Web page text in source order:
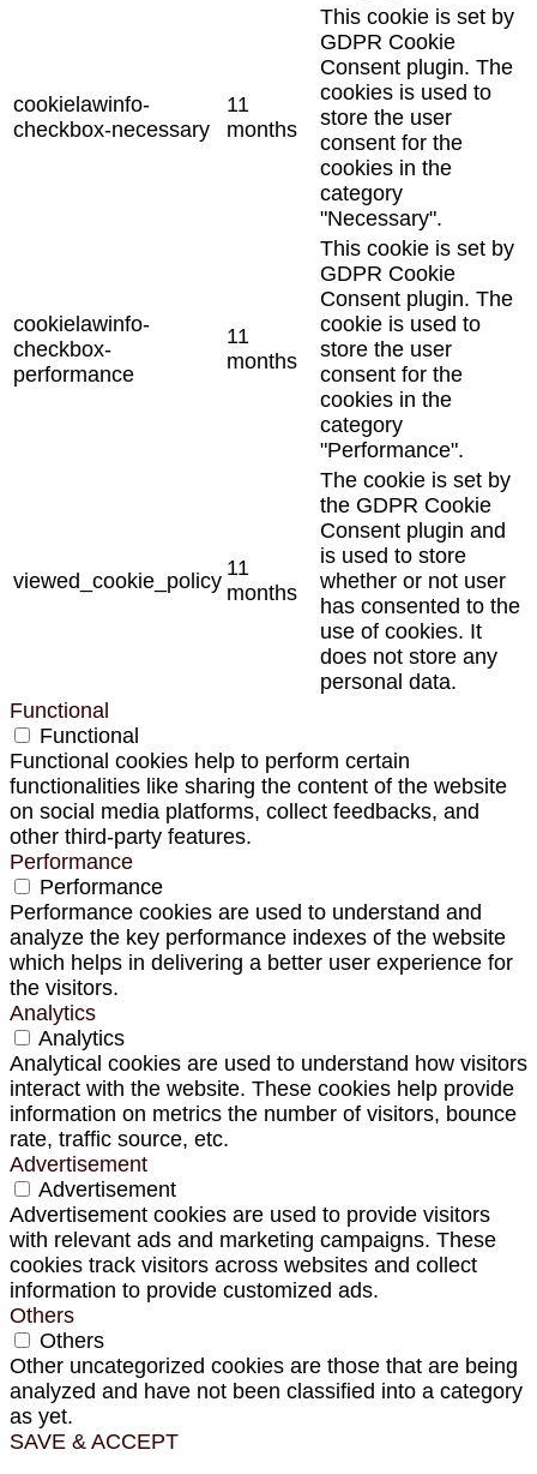
cookielawinfo-
checkbox-necessary
11
months
This cookie is set by
GDPR Cookie
Consent plugin. The
cookies is used to
store the user
consent for the
cookies in the
category
"Necessary".
cookielawinfo-
checkbox-
performance
11
months
This cookie is set by
GDPR Cookie
Consent plugin. The
cookie is used to
store the user
consent for the
cookies in the
category
"Performance".
viewed_cookie_policy
11
months
The cookie is set by
the GDPR Cookie
Consent plugin and
is used to store
whether or not user
has consented to the
use of cookies. It
does not store any
personal data.
Functional
Functional
Functional cookies help to perform certain
functionalities like sharing the content of the website
on social media platforms, collect feedbacks, and
other third-party features.
Performance
Performance
Performance cookies are used to understand and
analyze the key performance indexes of the website
which helps in delivering a better user experience for
the visitors.
Analytics
Analytics
Analytical cookies are used to understand how visitors
interact with the website. These cookies help provide
information on metrics the number of visitors, bounce
rate, traffic source, etc.
Advertisement
Advertisement
Advertisement cookies are used to provide visitors
with relevant ads and marketing campaigns. These
cookies track visitors across websites and collect
information to provide customized ads.
Others
Others
Other uncategorized cookies are those that are being
analyzed and have not been classified into a category
as yet.
SAVE & ACCEPT